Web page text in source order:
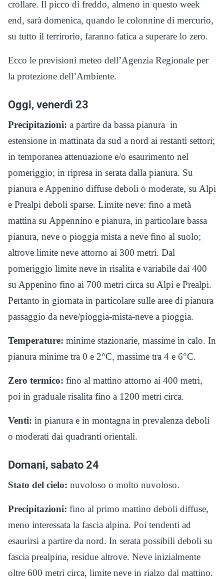
crollare. Il picco di freddo, almeno in questo week
end, sarà domenica, quando le colonnine di mercurio,
su tutto il terrirorio, faranno fatica a superare lo zero.
Ecco le previsioni meteo dell’Agenzia Regionale per
la protezione dell’Ambiente.
Oggi, venerdì 23
Precipitazioni: a partire da bassa pianura in
estensione in mattinata da sud a nord ai restanti settori;
in temporanea attenuazione e/o esaurimento nel
pomeriggio; in ripresa in serata dalla pianura. Su
pianura e Appenino diffuse deboli o moderate, su Alpi
e Prealpi deboli sparse. Limite neve: fino a metà
mattina su Appennino e pianura, in particolare bassa
pianura, neve o pioggia mista a neve fino al suolo;
altrove limite neve attorno ai 300 metri. Dal
pomeriggio limite neve in risalita e variabile dai 400
su Appenino fino ai 700 metri circa su Alpi e Prealpi.
Pertanto in giornata in particolare sulle aree di pianura
passaggio da neve/pioggia-mista-neve a pioggia.
Temperature: minime stazionarie, massime in calo. In
pianura minime tra 0 e 2°C, massime tra 4 e 6°C.
Zero termico: fino al mattino attorno ai 400 metri,
poi in graduale risalita fino a 1200 metri circa.
Venti: in pianura e in montagna in prevalenza deboli
o moderati dai quadranti orientali.
Domani, sabato 24
Stato del cielo: nuvoloso o molto nuvoloso.
Precipitazioni: fino al primo mattino deboli diffuse,
meno interessata la fascia alpina. Poi tendenti ad
esaurirsi a partire da nord. In serata possibili deboli su
fascia prealpina, residue altrove. Neve inizialmente
oltre 600 metri circa, limite neve in rialzo dal mattino.